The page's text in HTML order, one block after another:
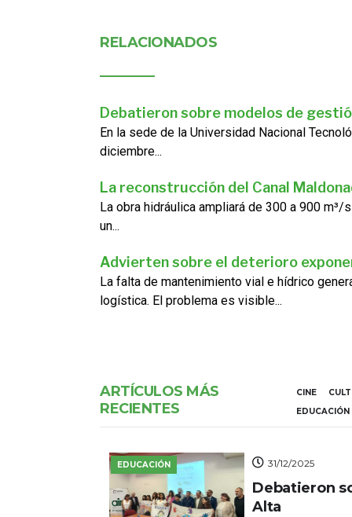
RELACIONADOS
Debatieron sobre modelos de
En la sede de la Universidad Nacional
diciembre...
La reconstrucción del Canal
La obra hidráulica ampliará de 300 a 900
un...
Advierten sobre el deterioro
La falta de mantenimiento vial e hídrico
logística. El problema es visible...
ARTÍCULOS MÁS
RECIENTES
CINE
EDUCACIÓN
EDUCACIÓN 31/12/2025
Debatieron
Alta